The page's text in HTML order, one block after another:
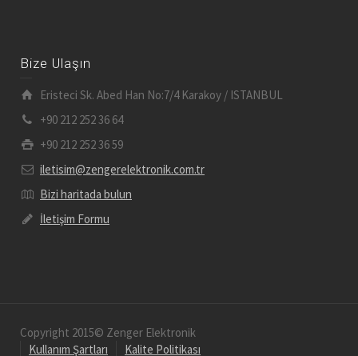
Bize Ulaşın
Eristeci Sk. Abed Han No:7/4 Karakoy / ISTANBUL
+90 212 252 36 64
+90 212 252 36 59
iletisim@zengerelektronik.com.tr
Bizi haritada bulun
İletişim Formu
Copyright 2015© Zenger Elektronik
Kullanım Şartları
Kalite Politikası